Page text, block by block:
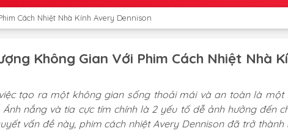
Cách Nhiệt Nhà Kính Avery Dennison
Không Gian Với Phim Cách Nhiệt Nhà
tạo ra một không gian sống thoải mái và an toàn là một
nắng và tia cực tím chính là 2 yếu tố dễ ảnh hưởng đến
vấn đề này, phim cách nhiệt Avery Dennison đã trở